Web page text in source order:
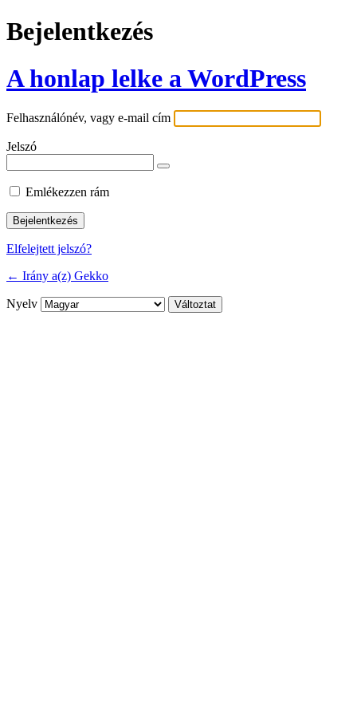
Bejelentkezés
A honlap lelke a WordPress
Felhasználónév, vagy e-mail cím
Jelszó
Emlékezzen rám
Elfelejtett jelszó?
← Irány a(z) Gekko
Nyelv